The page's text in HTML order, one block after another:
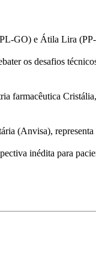
GO) e Átila Lira
os desafios
farmacêutica
(Anvisa),
inédita para